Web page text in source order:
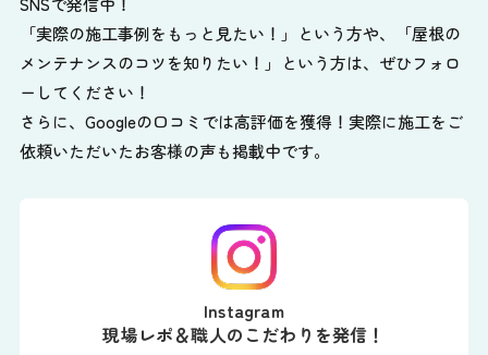
「実際の施工事例をもっと見たい！」という方や、
「屋根の
メンテナンスのコツを知りたい！」という方は、ぜひフォロ
ーしてください！
さらに、Googleの口コミでは高評価を獲得！実際に施工をご
依頼いただいたお客様の声も掲載中です。
Instagram
現場レポ＆職人のこだわりを発信！